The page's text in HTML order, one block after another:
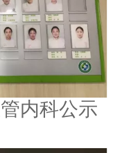
内科公示